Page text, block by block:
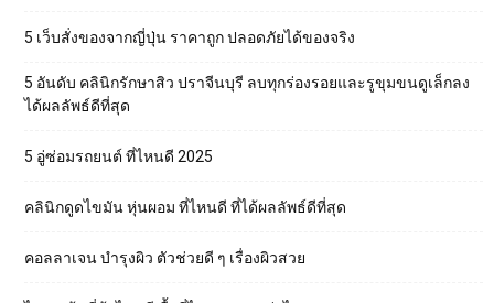
5 เว็บสั่งของจากญี่ปุ่น ราคาถูก ปลอดภัยได้ของจริง
5 อันดับ คลินิกรักษาสิว ปราจีนบุรี ลบทุกร่องรอยและรูขุมขนดูเล็กลง
ได้ผลลัพธ์ดีที่สุด
5 อู่ซ่อมรถยนต์ ที่ไหนดี 2025
คลินิกดูดไขมัน หุ่นผอม ที่ไหนดี ที่ได้ผลลัพธ์ดีที่สุด
คอลลาเจน บำรุงผิว ตัวช่วยดี ๆ เรื่องผิวสวย